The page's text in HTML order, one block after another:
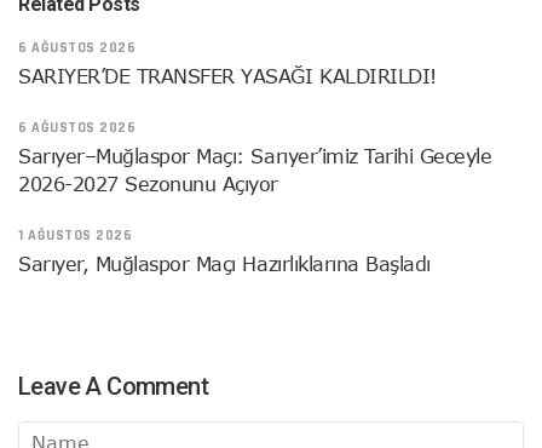
6 AĞUSTOS 2026
SARIYER’DE TRANSFER YASAĞI KALDIRILDI!
6 AĞUSTOS 2026
Sarıyer–Muğlaspor Maçı: Sarıyer’imiz Tarihi Geceyle
2026-2027 Sezonunu Açıyor
1 AĞUSTOS 2026
Sarıyer, Muğlaspor Maçı Hazırlıklarına Başladı
Leave A Comment